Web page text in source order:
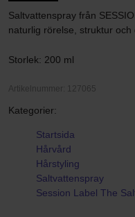
Saltvattenspray från
naturlig rörelse, struktur
Storlek: 200 ml
Artikelnummer: 127065
Kategorier:
Startsida
Hårvård
Hårstyling
Saltvattenspray
Session Label The